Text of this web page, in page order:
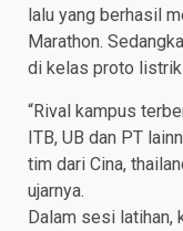
lalu yang berhasil
Marathon.
di kelas proto listrik
“Rival kampus
ITB, UB dan PT
tim dari Cina,
ujarnya.
Dalam sesi latihan,